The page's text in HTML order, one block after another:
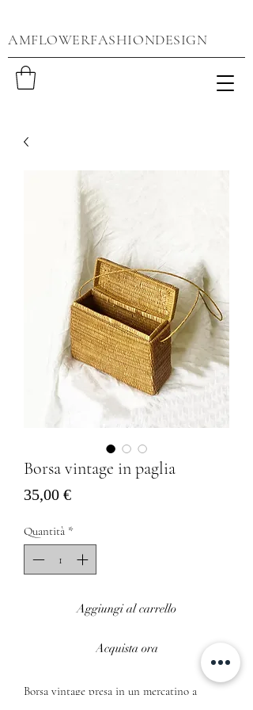
AMFLOWERFASHIONDESIGN
Borsa vintage in paglia
35,00 €Prezzo
Quantità *
Aggiungi al carrello
Acquista ora
Borsa vintage presa in un mercatino a